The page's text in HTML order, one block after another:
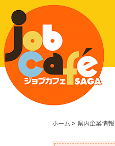
ホーム > 県内企業情